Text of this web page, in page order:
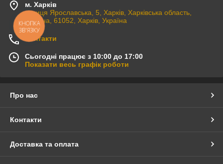
м. Харків
вулиця Ярославська, 5, Харків, Харківська область,
Україна, 61052, Харків, Україна
Контакти
Сьогодні працює з 10:00 до 17:00
Показати весь графік роботи
Про нас
Контакти
Доставка та оплата
КНОПКА
ЗВ'ЯЗКУ